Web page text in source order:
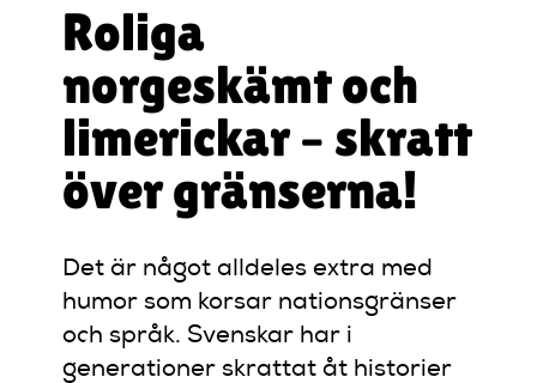
Roliga
norgeskämt och
limerickar – skratt
över gränserna!
Det är något alldeles extra med
humor som korsar nationsgränser
och språk. Svenskar har i
generationer skrattat åt historier